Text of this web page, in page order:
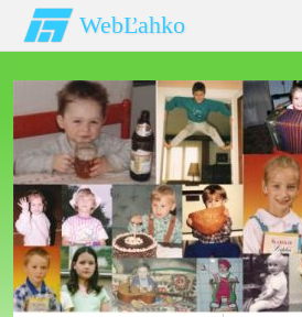
WebĽahko